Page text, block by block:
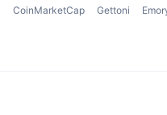
CoinMarketCap Gettoni